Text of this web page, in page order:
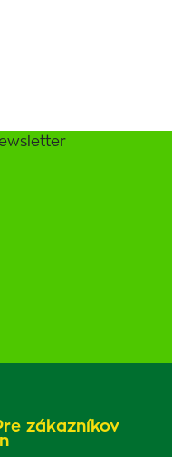
zákazníkov